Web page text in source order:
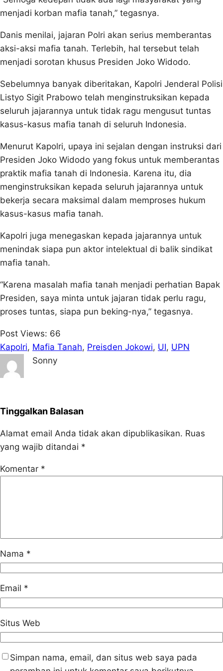
menjadi korban mafia tanah,” tegasnya.
Danis menilai, jajaran Polri akan serius memberantas
aksi-aksi mafia tanah. Terlebih, hal tersebut telah
menjadi sorotan khusus Presiden Joko Widodo.
Sebelumnya banyak diberitakan, Kapolri Jenderal Polisi
Listyo Sigit Prabowo telah menginstruksikan kepada
seluruh jajarannya untuk tidak ragu mengusut tuntas
kasus-kasus mafia tanah di seluruh Indonesia.
Menurut Kapolri, upaya ini sejalan dengan instruksi dari
Presiden Joko Widodo yang fokus untuk memberantas
praktik mafia tanah di Indonesia. Karena itu, dia
menginstruksikan kepada seluruh jajarannya untuk
bekerja secara maksimal dalam memproses hukum
kasus-kasus mafia tanah.
Kapolri juga menegaskan kepada jajarannya untuk
menindak siapa pun aktor intelektual di balik sindikat
mafia tanah.
“Karena masalah mafia tanah menjadi perhatian Bapak
Presiden, saya minta untuk jajaran tidak perlu ragu,
proses tuntas, siapa pun beking-nya,” tegasnya.
Post Views: 66
Kapolri, Mafia Tanah, Preisden Jokowi, UI, UPN
Sonny
Tinggalkan Balasan
Alamat email Anda tidak akan dipublikasikan. Ruas
yang wajib ditandai *
Komentar *
Nama *
Email *
Situs Web
Simpan nama, email, dan situs web saya pada